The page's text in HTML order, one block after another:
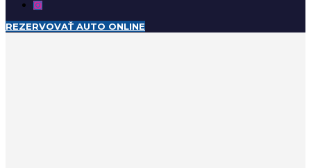
REZERVOVAŤ AUTO ONLINE